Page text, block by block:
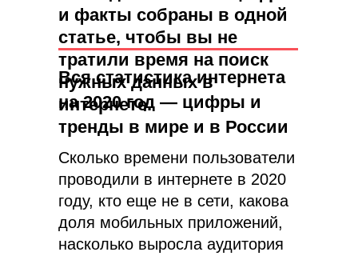
и факты собраны в одной
статье, чтобы вы не
тратили время на поиск
нужных данных в
интернете.
Сколько времени пользователи
проводили в интернете в 2020
году, кто еще не в сети, какова
доля мобильных приложений,
насколько выросла аудитория
Вся статистика интернета
на 2020 год — цифры и
тренды в мире и в России